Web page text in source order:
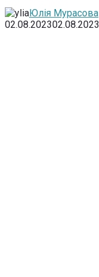
Юлія Мурасова
02.08.202302.08.2023